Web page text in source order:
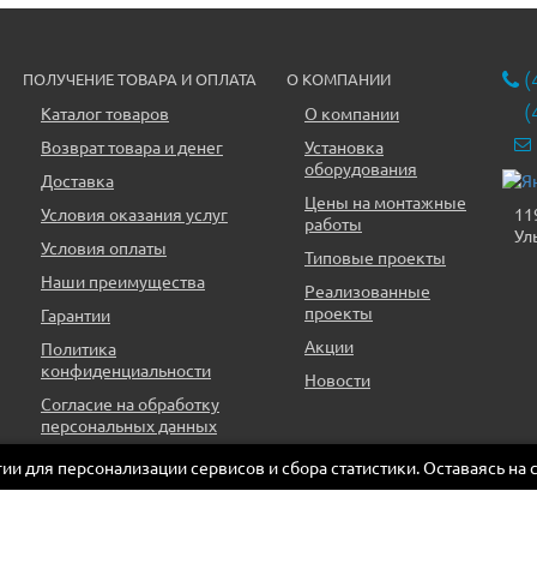
ПОЛУЧЕНИЕ ТОВАРА И ОПЛАТА
Каталог товаров
Возврат товара и денег
Доставка
Условия оказания услуг
Условия оплаты
Наши преимущества
Гарантии
Политика
конфиденциальности
Согласие на обработку
персональных данных
О КОМПАНИИ
О компании
Установка
оборудования
Цены на монтажные
работы
Типовые проекты
Реализованные
проекты
Акции
Новости
для персонализации сервисов и сбора статистики. Оставаясь на